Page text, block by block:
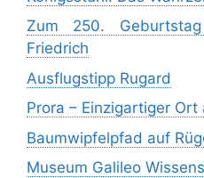
Zum 250.
Friedrich
Ausflugstipp Rugard
Prora – Einzigartiger Ort
Baumwipfelpfad auf
Museum Galileo